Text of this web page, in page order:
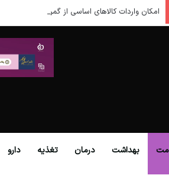
امکان واردات کالاهای اساسی از گمرکات همه
بهداشت درمان تغذیه دارو